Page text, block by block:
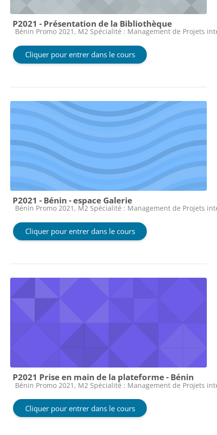
P2021 - Présentation de la Bibliothèque
Catégorie de cours
Bénin Promo 2021, M2 Spécialité : Management de Projets
Cliquer pour entrer dans le cours
P2021 - Bénin - espace Galerie
Catégorie de cours
Bénin Promo 2021, M2 Spécialité : Management de Projets
Cliquer pour entrer dans le cours
P2021 Prise en main de la plateforme - Bénin
Catégorie de cours
Bénin Promo 2021, M2 Spécialité : Management de Projets
Cliquer pour entrer dans le cours